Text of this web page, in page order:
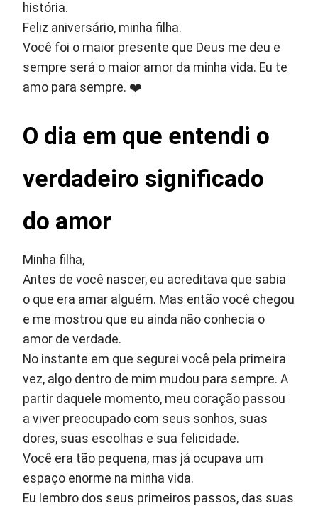
história.
Feliz aniversário, minha filha.
Você foi o maior presente que Deus me deu e
sempre será o maior amor da minha vida. Eu te
amo para sempre. ❤️
O dia em que entendi o
verdadeiro significado
do amor
Minha filha,
Antes de você nascer, eu acreditava que sabia
o que era amar alguém. Mas então você chegou
e me mostrou que eu ainda não conhecia o
amor de verdade.
No instante em que segurei você pela primeira
vez, algo dentro de mim mudou para sempre. A
partir daquele momento, meu coração passou
a viver preocupado com seus sonhos, suas
dores, suas escolhas e sua felicidade.
Você era tão pequena, mas já ocupava um
espaço enorme na minha vida.
Eu lembro dos seus primeiros passos, das suas